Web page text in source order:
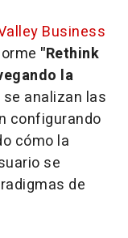
Business
"Rethink
la
se analizan las
configurando
cómo la
se
de